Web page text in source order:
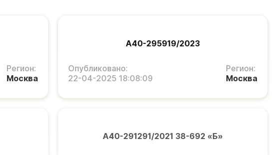
Регион:
Москва
А40-295919/2023
Опубликовано:
22-04-2025 18:08:09
Регион:
Москва
А40-291291/2021 38-692 «Б»